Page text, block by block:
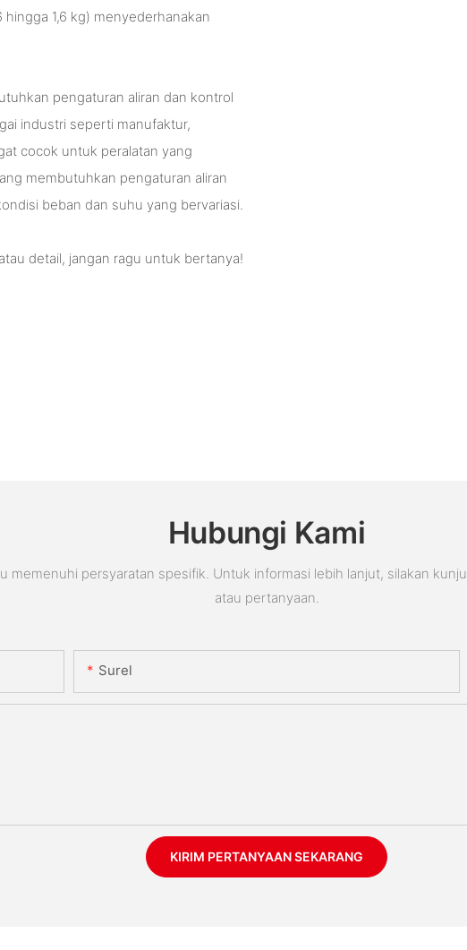
1,6 kg) menyederhanakan
pengaturan aliran dan kontrol
industri seperti manufaktur,
cocok untuk peralatan yang
membutuhkan pengaturan aliran
beban dan suhu yang bervariasi.
detail, jangan ragu untuk bertanya!
Hubungi Kami
memenuhi persyaratan spesifik. Untuk informasi lebih lanjut, silakan
atau pertanyaan.
Surel
KIRIM PERTANYAAN SEKARANG